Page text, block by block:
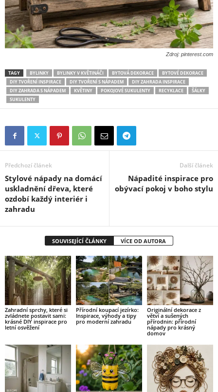
Zdroj: pinterest.com
TAGY BYLINKY BYLINKY V KVĚTINÁČI BYTOVÁ DEKORACE
BYTOVÉ DEKORACE
DIY TVOŘENÍ INSPIRACE
DIY TVOŘENÍ S NÁPADEM
DIY ZAHRADA INSPIRACE
DIY ZAHRADA S NÁPADEM
KVĚTINY POKOJOVÉ SUKULENTY RECYKLACE
ŠÁLKY
SUKULENTY
Předchozí článek
Stylové nápady na domácí
uskladnění dřeva, které
ozdobí každý interiér i
zahradu
Další článek
Nápadité inspirace pro
obývací pokoj v boho stylu
SOUVISEJÍCÍ ČLÁNKY VÍCE OD AUTORA
Zahradní sprchy, které si
zvládnete postavit sami:
krásné DIY inspirace pro
letní osvěžení
Přírodní koupací jezírko:
Inspirace, výhody a tipy
pro moderní zahradu
Originální dekorace z
větví a sušených
přírodnin: přírodní
nápady pro krásný
domov